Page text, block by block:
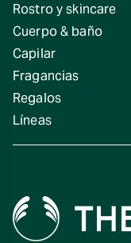
Rostro y skincare
Cuerpo & baño
Capilar
Fragancias
Regalos
Líneas